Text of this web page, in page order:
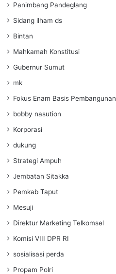
Panimbang Pandeglang
Sidang ilham ds
Bintan
Mahkamah Konstitusi
Gubernur Sumut
mk
Fokus Enam Basis Pembangunan
bobby nasution
Korporasi
dukung
Strategi Ampuh
Jembatan Sitakka
Pemkab Taput
Mesuji
Direktur Marketing Telkomsel
Komisi VIII DPR RI
sosialisasi perda
Propam Polri